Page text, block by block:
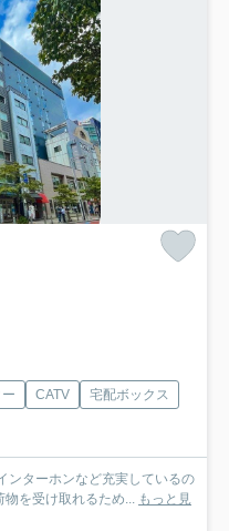
CATV
宅配ボックス
ンターホンなど充実しているの
を受け取れるため... もっと見